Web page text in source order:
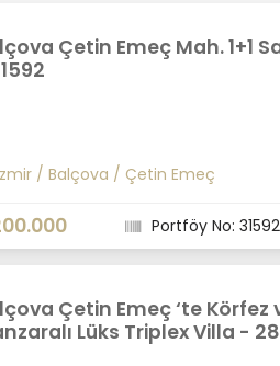
Çetin Emeç Mah. 1+1
/ Balçova / Çetin Emeç
Portföy No: 31592
Çetin Emeç ‘te Körfez
Lüks Triplex Villa -